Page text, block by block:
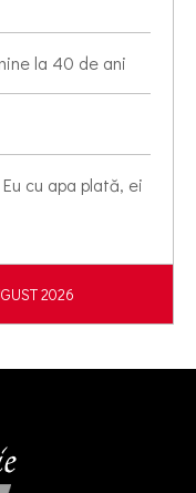
la 40 de ani
cu apa plată, ei
2026